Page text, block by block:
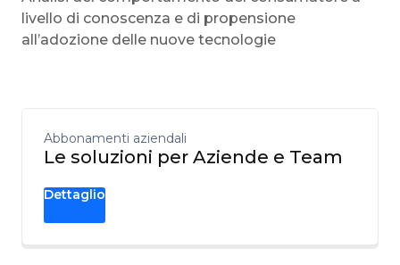
livello di conoscenza e di propensione
all’adozione delle nuove tecnologie
Abbonamenti aziendali
Le soluzioni per Aziende e Team
Dettaglio